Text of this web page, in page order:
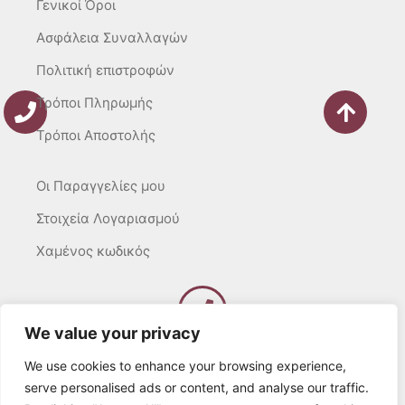
We value your privacy
We use cookies to enhance your browsing experience,
serve personalised ads or content, and analyse our traffic.
Γενικοί Όροι
Ασφάλεια Συναλλαγών
Πολιτική επιστροφών
Τρόποι Πληρωμής
Τρόποι Αποστολής
Οι Παραγγελίες μου
Στοιχεία Λογαριασμού
Χαμένος κωδικός
Καλέστε μας
Δευτ – Τετ. – Σαβ. : 10:00 – 15:00
Τρίτ. – Πέμπτ. – Παρ. : 10:00 – 21:00